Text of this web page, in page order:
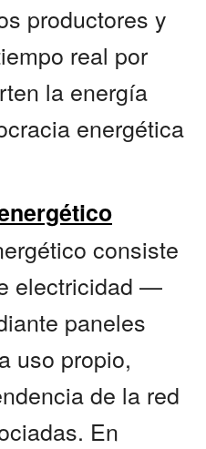
productores y
real por
la energía
energética
consiste
electricidad —
paneles
uso propio,
de la red
En